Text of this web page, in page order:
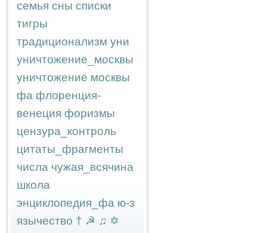
семья сны списки
тигры
традиционализм уни
уничтожение_москвы
уничтожение москвы
фа флоренция-
венеция форизмы
цензура_контроль
цитаты_фрагменты
числа чужая_всячина
школа
энциклопедия_фа ю-з
язычество † ☭ ♫ ✡